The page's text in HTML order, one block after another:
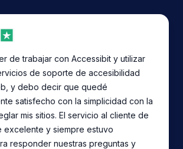
de trabajar con Accessibit y utilizar
de soporte de accesibilidad
y debo decir que quedé
satisfecho con la simplicidad con la
mis sitios. El servicio al cliente de
excelente y siempre estuvo
responder nuestras preguntas y